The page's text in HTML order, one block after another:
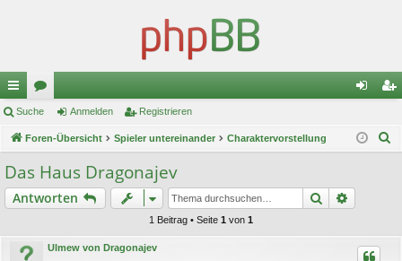
ch
ne
llz
ug
or
en m ist
Suche Anmelden Registrieren
Foren-Übersicht Spieler untereinander Charaktervorstellung
Das Haus Dragonajev
Antworten Suche
1 Beitrag • Seite 1 von 1
Ulmew von Dragonajev